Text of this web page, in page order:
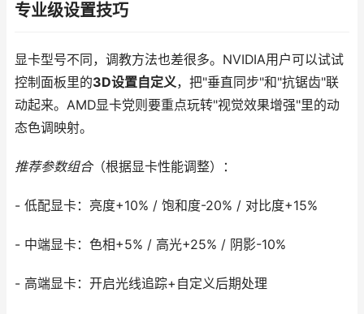
专业级设置技巧
显卡型号不同，调教方法也差很多。NVIDIA用户可以试试
控制面板里的3D设置自定义，把"垂直同步"和"抗锯齿"联
动起来。AMD显卡党则要重点玩转"视觉效果增强"里的动
态色调映射。
推荐参数组合（根据显卡性能调整）：
- 低配显卡：亮度+10% / 饱和度-20% / 对比度+15%
- 中端显卡：色相+5% / 高光+25% / 阴影-10%
- 高端显卡：开启光线追踪+自定义后期处理